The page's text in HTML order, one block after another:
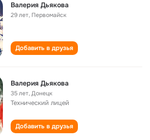
Валерия Дьякова
29 лет, Первомайск
Добавить в друзья
Валерия Дьякова
35 лет,Донецк
Технический лицей
Добавить в друзья